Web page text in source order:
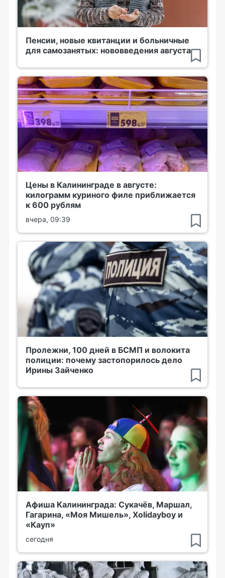
Пенсии, новые квитанции и больничные
для самозанятых: нововведения августа
Цены в Калининграде в августе:
килограмм куриного филе приближается
к 600 рублям
вчера, 09:39
Пролежни, 100 дней в БСМП и волокита
полиции: почему застопорилось дело
Ирины Зайченко
Афиша Калининграда: Сукачёв, Маршал,
Гагарина, «Моя Мишель», Xolidayboy и
«Кауп»
сегодня